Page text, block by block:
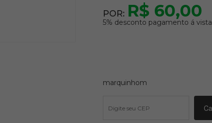
POR: R$ 60,00
5% desconto pagamento á vista
marquinhom